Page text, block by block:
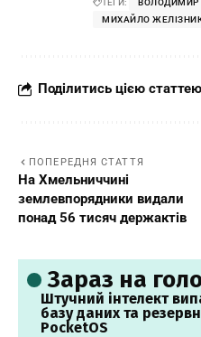
ТЕГИ:
ВОЛОДИМИР
МИХАЙЛО
Поділитись цією статтею
ПОПЕРЕДНЯ СТАТТЯ
На Хмельниччині
землевпорядники видали
понад 56 тисяч держактів
Зараз на
Штучний інтелект
базу даних та
PocketOS